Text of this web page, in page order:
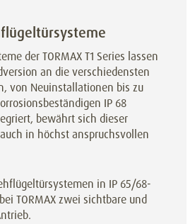
der TORMAX T1 Series lassen
an die verschiedensten
von Neuinstallationen bis zu
IP 68
bewährt sich dieser
in höchst anspruchsvollen
in IP 65/68-
TORMAX zwei sichtbare und